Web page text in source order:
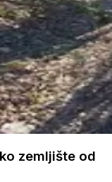
zemljište od